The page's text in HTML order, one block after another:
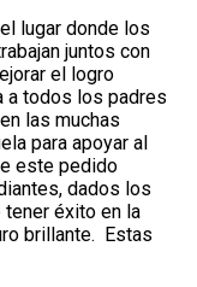
lugar donde los
juntos con
el logro
a todos los padres
las muchas
para apoyar al
este pedido
dados los
éxito en la
brillante. Estas